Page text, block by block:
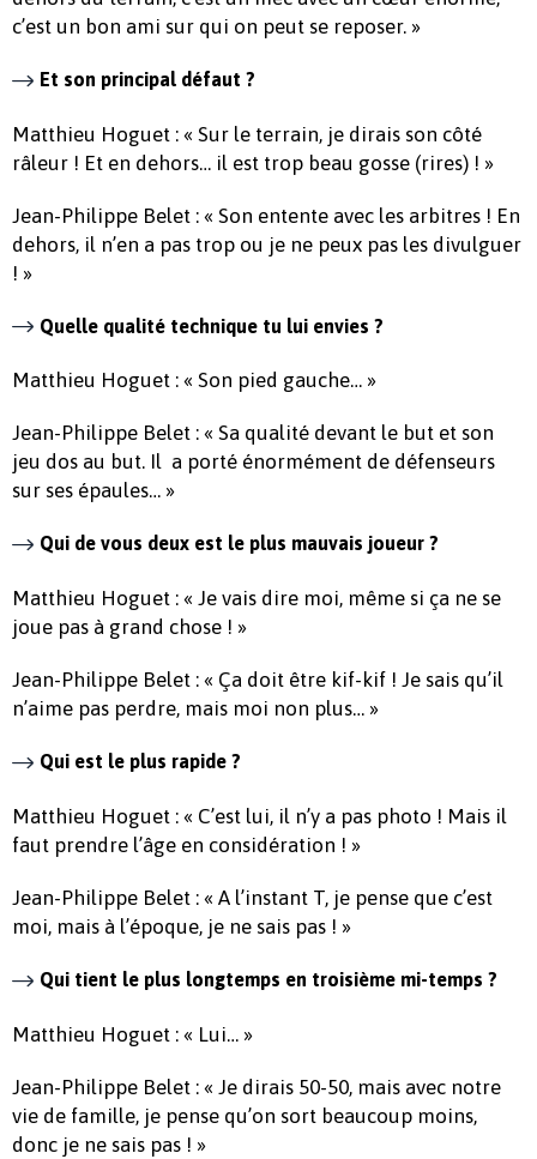
c’est un bon ami sur qui on peut se reposer. »
Et son principal défaut ?
Matthieu Hoguet : « Sur le terrain, je dirais son côté
râleur ! Et en dehors… il est trop beau gosse (rires) ! »
Jean-Philippe Belet : « Son entente avec les arbitres ! En
dehors, il n’en a pas trop ou je ne peux pas les divulguer
! »
Quelle qualité technique tu lui envies ?
Matthieu Hoguet : « Son pied gauche… »
Jean-Philippe Belet : « Sa qualité devant le but et son
jeu dos au but. Il a porté énormément de défenseurs
sur ses épaules… »
Qui de vous deux est le plus mauvais joueur ?
Matthieu Hoguet : « Je vais dire moi, même si ça ne se
joue pas à grand chose ! »
Jean-Philippe Belet : « Ça doit être kif-kif ! Je sais qu’il
n’aime pas perdre, mais moi non plus… »
Qui est le plus rapide ?
Matthieu Hoguet : « C’est lui, il n’y a pas photo ! Mais il
faut prendre l’âge en considération ! »
Jean-Philippe Belet : « A l’instant T, je pense que c’est
moi, mais à l’époque, je ne sais pas ! »
Qui tient le plus longtemps en troisième mi-temps ?
Matthieu Hoguet : « Lui… »
Jean-Philippe Belet : « Je dirais 50-50, mais avec notre
vie de famille, je pense qu’on sort beaucoup moins,
donc je ne sais pas ! »